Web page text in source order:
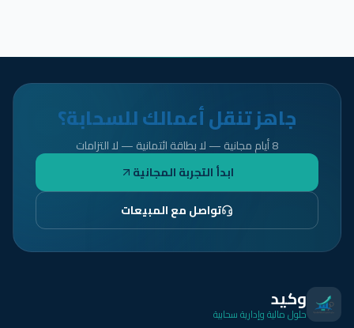
جاهز تنقل أعمالك للسحابة؟
8 أيام مجانية — لا بطاقة ائتمانية — لا التزامات
ابدأ التجربة المجانية
تواصل مع المبيعات
وكيد
حلول مالية وإدارية سحابية